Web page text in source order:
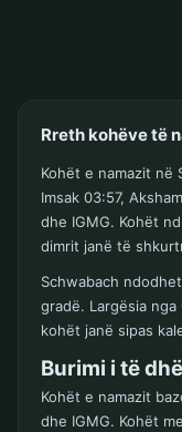
Rreth kohëve të
Kohët e namazit në
Imsak 03:57,
dhe IGMG. Kohët
dimrit janë të
Schwabach
gradë. Largësia
kohët janë sipas
Burimi i të
Kohët e namazit
dhe IGMG. Kohët